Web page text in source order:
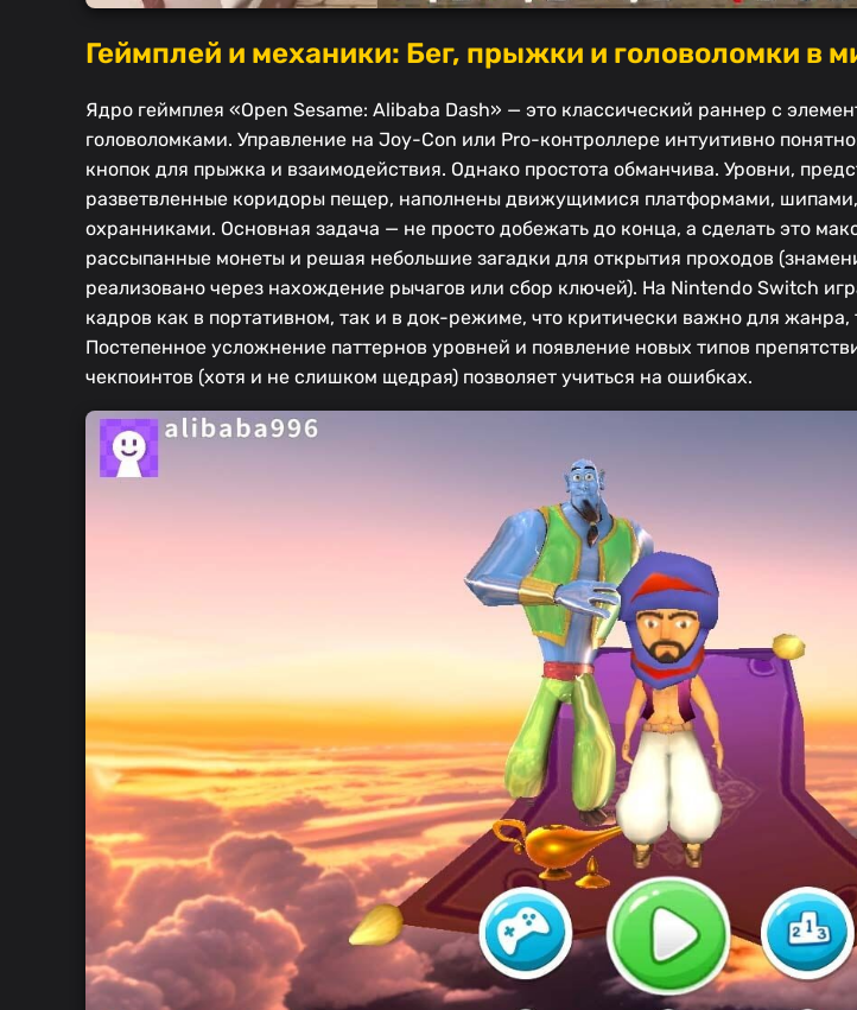
Геймплей и механики: Бег, прыжки и головоломки в
Ядро геймплея «Open Sesame: Alibaba Dash» — это классический раннер с
головоломками. Управление на Joy-Con или Pro-контроллере интуитивно
кнопок для прыжка и взаимодействия. Однако простота обманчива. Уровни,
разветвленные коридоры пещер, наполнены движущимися платформами,
охранниками. Основная задача — не просто добежать до конца, а сделать это
рассыпанные монеты и решая небольшие загадки для открытия проходов
реализовано через нахождение рычагов или сбор ключей). На Nintendo Switch
кадров как в портативном, так и в док-режиме, что критически важно для
Постепенное усложнение паттернов уровней и появление новых типов
чекпоинтов (хотя и не слишком щедрая) позволяет учиться на ошибках.